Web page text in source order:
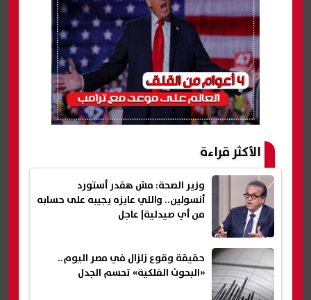
الأكثر قراءة
وزير الصحة: مش هقدر أستورد
أنسولين.. واللي عايزه يجيبه على حسابه
من أي صيدلية| عاجل
حقيقة وقوع زلزال في مصر اليوم..
«البحوث الفلكية» تحسم الجدل